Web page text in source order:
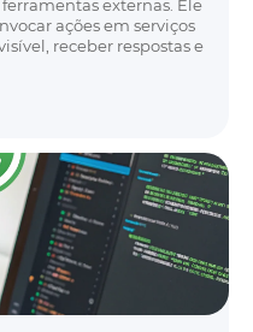
externas. Ele
ações em serviços
receber respostas e